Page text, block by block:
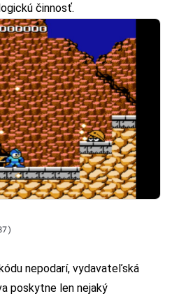
činnosť.
nepodarí, vydavateľská
poskytne len nejaký